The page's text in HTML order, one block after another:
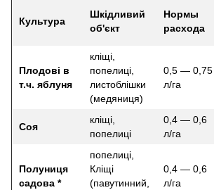
Культура
Шкiдливий
об'єкт
Нормы
расхода
Плодові в
т.ч. яблуня
кліщі,
попелиці,
листоблішки
(медяниця)
0,5 — 0,75
л/га
Соя
кліщі,
попелиці
0,4 — 0,6
л/га
Полуниця
садова *
попелиці,
Кліщі
(павутинний,
0,4 — 0,6
л/га